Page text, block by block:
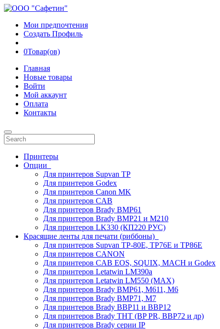
Мои предпочтения
Создать Профиль
0Товар(ов)
Главная
Новые товары
Войти
Мой аккаунт
Оплата
Контакты
Принтеры
Опции
Для принтеров Supvan TP
Для принтеров Godex
Для принтеров Canon MK
Для принтеров CAB
Для принтеров Brady BMP61
Для принтеров Brady BMP21 и M210
Для принтеров LK330 (КП220 РУС)
Красящие ленты для печати (риббоны)
Для принтеров Supvan TP-80E, TP76E и TP86E
Для принтеров CANON
Для принтеров CAB EOS, SQUIX, MACH и Godex
Для принтеров Letatwin LM390a
Для принтеров Letatwin LM550 (MAX)
Для принтеров Brady BMP61, M611, M6
Для принтеров Brady BMP71, M7
Для принтеров Brady BBP11 и BBP12
Для принтеров Brady THT (BP PR, BBP72 и др)
Для принтеров Brady серии IP